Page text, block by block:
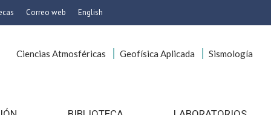
Correo web English
Ciencias Atmosféricas Geofísica Aplicada Sismología